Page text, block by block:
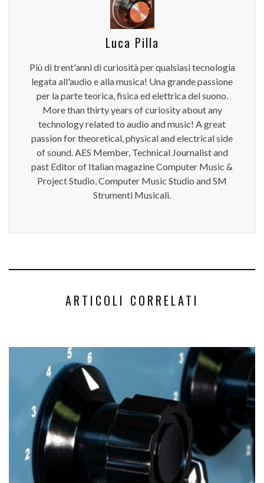
Luca Pilla
Più di trent'anni di curiosità per qualsiasi tecnologia
legata all'audio e alla musica! Una grande passione
per la parte teorica, fisica ed elettrica del suono.
More than thirty years of curiosity about any
technology related to audio and music! A great
passion for theoretical, physical and electrical side
of sound. AES Member, Technical Journalist and
past Editor of Italian magazine Computer Music &
Project Studio, Computer Music Studio and SM
Strumenti Musicali.
ARTICOLI CORRELATI